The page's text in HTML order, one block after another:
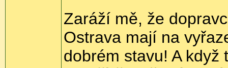
Zaráží mě, že
Ostrava mají na
dobrém stavu! A